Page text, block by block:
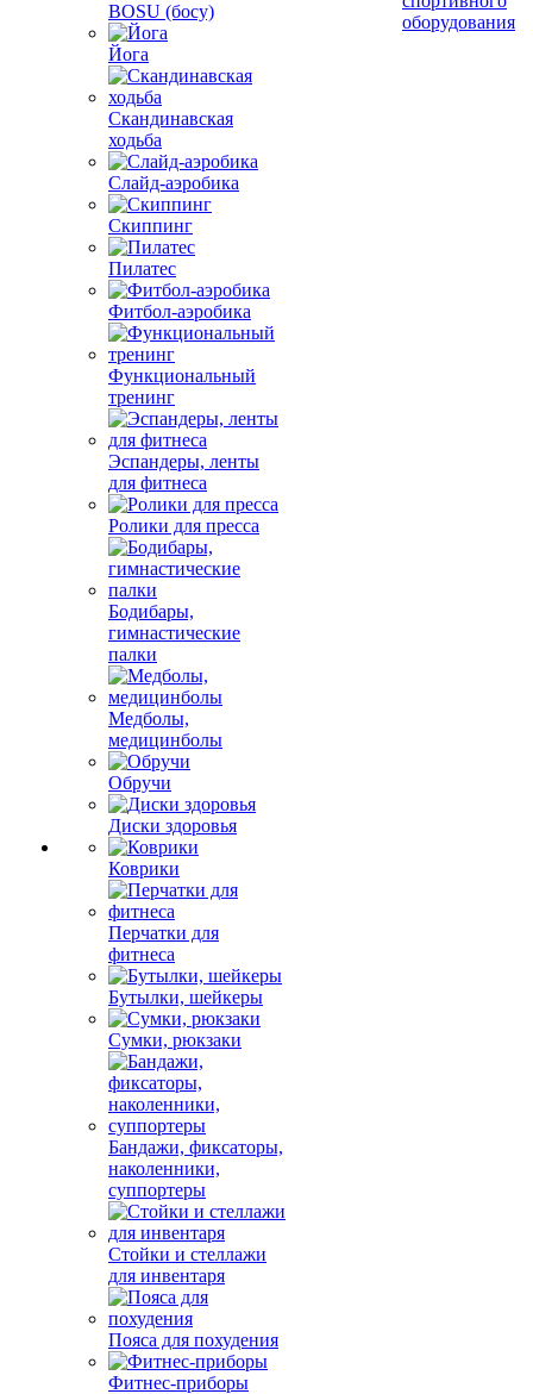
BOSU (босу)
Йога
Скандинавская
ходьба
Слайд-аэробика
Скиппинг
Пилатес
Фитбол-аэробика
Функциональный
тренинг
Эспандеры, ленты
для фитнеса
Ролики для пресса
Бодибары,
гимнастические
палки
Медболы,
медицинболы
Обручи
Диски здоровья
Коврики
Перчатки для
фитнеса
Бутылки, шейкеры
Сумки, рюкзаки
Бандажи, фиксаторы,
наколенники,
суппортеры
Стойки и стеллажи
для инвентаря
Пояса для похудения
Фитнес-приборы
оборудования